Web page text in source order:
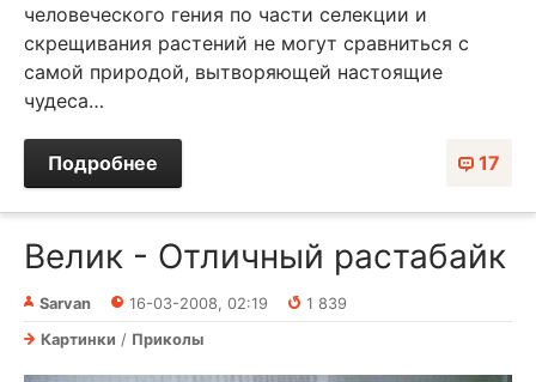
человеческого гения по части селекции и
скрещивания растений не могут сравниться с
самой природой, вытворяющей настоящие
чудеса…
17
Подробнее
Велик - Отличный растабайк
Sarvan 16-03-2008, 02:19
1 839
Картинки / Приколы